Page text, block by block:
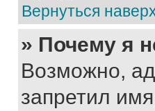
Вернуться
» Почему я
Возможно,
запретил